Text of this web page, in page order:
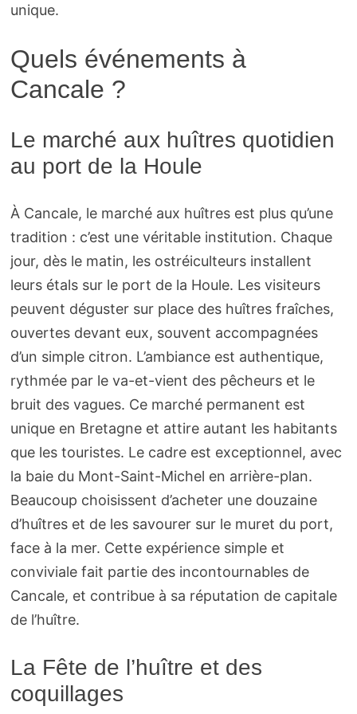
unique.
Quels événements à
Cancale ?
Le marché aux huîtres quotidien
au port de la Houle
À Cancale, le marché aux huîtres est plus qu’une
tradition : c’est une véritable institution. Chaque
jour, dès le matin, les ostréiculteurs installent
leurs étals sur le port de la Houle. Les visiteurs
peuvent déguster sur place des huîtres fraîches,
ouvertes devant eux, souvent accompagnées
d’un simple citron. L’ambiance est authentique,
rythmée par le va-et-vient des pêcheurs et le
bruit des vagues. Ce marché permanent est
unique en Bretagne et attire autant les habitants
que les touristes. Le cadre est exceptionnel, avec
la baie du Mont-Saint-Michel en arrière-plan.
Beaucoup choisissent d’acheter une douzaine
d’huîtres et de les savourer sur le muret du port,
face à la mer. Cette expérience simple et
conviviale fait partie des incontournables de
Cancale, et contribue à sa réputation de capitale
de l’huître.
La Fête de l’huître et des
coquillages